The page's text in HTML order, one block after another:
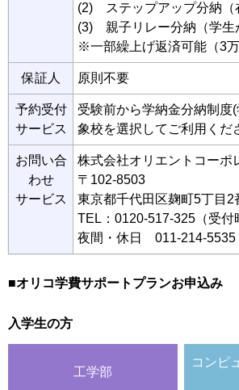
(2) ステップアップ分納（
(3) 親子リレー分納（学生
※一部繰上げ返済可能（3
保証人 原則不要
予約受付
サービス
受験前から学納金分納制度
象校を選択してご利用くだ
お問い合
わせ
サービス
株式会社オリエントコー
〒102-8503
東京都千代田区麹町5丁目
TEL：0120-517-325（受
夜間・休日 011-214-5535
■オリコ学費サポートプランお申込み
入学生の方
工学部
コンピ